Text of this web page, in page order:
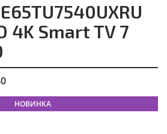
4K Smart TV 7
НОВИНКА